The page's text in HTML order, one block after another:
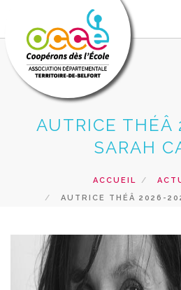
L'OCCE
RESSOURCES PEDAGOGIQUES
PRETS ET SERVICES
RECHERCHER
AUTRICE THÉÂ
SARAH
ACCUEIL
AUTRICE THÉÂ 2026-